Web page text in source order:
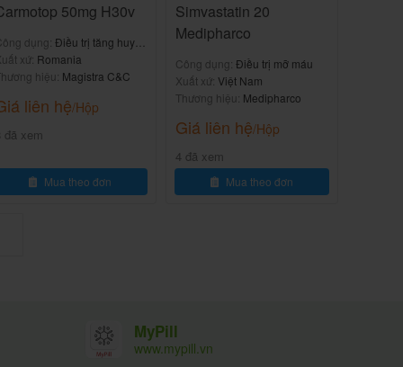
50mg H30v
dụng: Điều trị tăng huyết
xứ: Romania
hiệu: Magistra C&C
liên hệ/Hộp
đã xem
Mua theo đơn
Simvastatin 20
Medipharco
Công dụng: Điều trị mỡ máu
Xuất xứ: Việt Nam
Thương hiệu: Medipharco
Giá liên hệ/Hộp
4 đã xem
Mua theo đơn
MyPill
www.mypill.vn